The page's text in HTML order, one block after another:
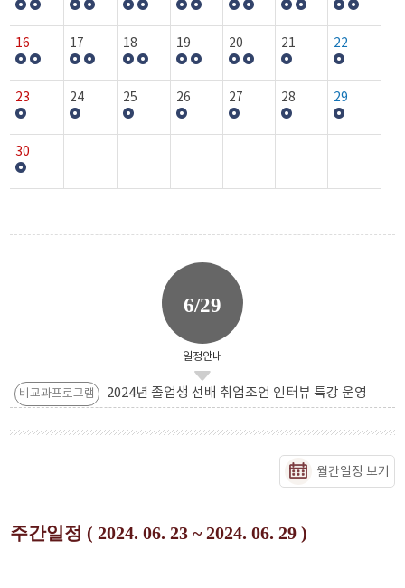
16 17 18 19 20 21 22
23 24 25 26 27 28 29
30
6/29
일정안내
비교과프로그램 2024년 졸업생 선배 취업조언 인터뷰 특강 운영
월간일정 보기
주간일정 ( 2024. 06. 23 ~ 2024. 06. 29 )